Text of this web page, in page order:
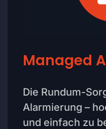
Managed
Die Rundum-
Alarmierung –
und einfach zu